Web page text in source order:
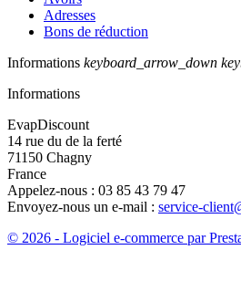
Adresses
Bons de réduction
Informations keyboard_arrow_down
Informations
EvapDiscount
14 rue du de la ferté
71150 Chagny
France
Appelez-nous : 03 85 43 79 47
Envoyez-nous un e-mail : service-
© 2026 - Logiciel e-commerce par